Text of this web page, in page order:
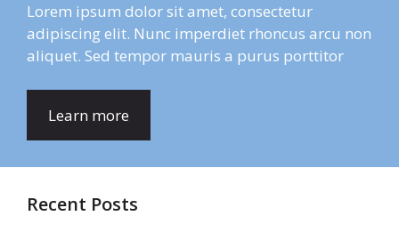
Lorem ipsum dolor sit amet, consectetur
adipiscing elit. Nunc imperdiet rhoncus arcu non
aliquet. Sed tempor mauris a purus porttitor
Learn more
Recent Posts